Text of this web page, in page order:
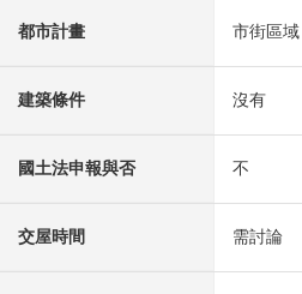
都市計畫 市街區域
建築條件 沒有
國土法申報與否 不
交屋時間 需討論